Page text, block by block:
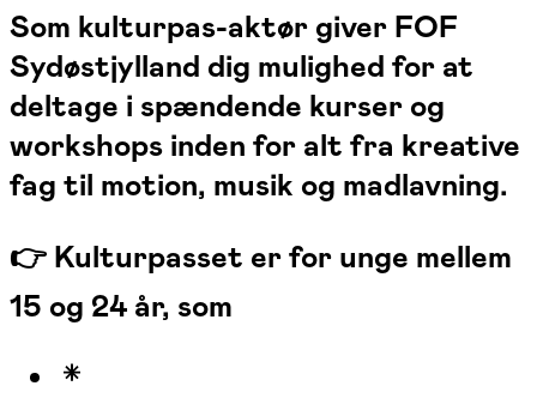
Som kulturpas-aktør giver FOF
Sydøstjylland dig mulighed for at
deltage i spændende kurser og
workshops inden for alt fra kreative
fag til motion, musik og madlavning.
👉 Kulturpasset er for unge mellem
15 og 24 år, som